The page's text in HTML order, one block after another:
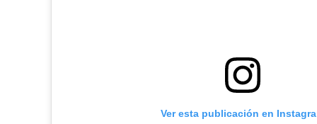
Ver esta publicación en